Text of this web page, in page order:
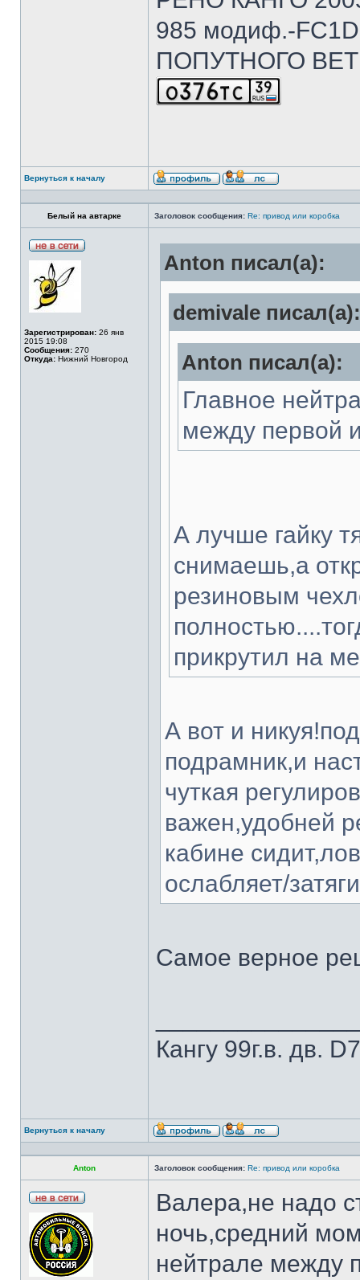
985 модиф.-
ПОПУТНОГО
Вернуться к началу
Белый на автарке Заголовок сообщения: Re: привод или коробка
Зарегистрирован: 26 янв
2015 19:08
Сообщения: 270
Откуда: Нижний Новгород
Anton писал(а):
demivale писал(а):
Anton писал(а):
Главное
между первой
А лучше гайку
снимаешь,а
резиновым
прикрутил на
А вот и
подрамник,и
чуткая
важен,удобней
кабине
ослабляет/
Самое верное
Кангу 99г.в. дв.
Вернуться к началу
Anton Заголовок сообщения: Re: привод или коробка
Валера,не надо
ночь,средний
нейтрале между